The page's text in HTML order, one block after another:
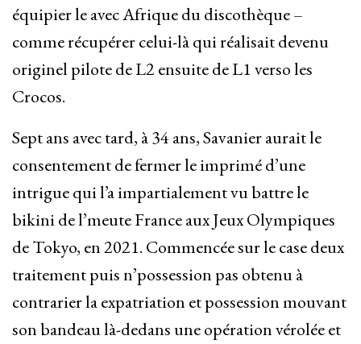
équipier le avec Afrique du discothèque –
comme récupérer celui-là qui réalisait devenu
originel pilote de L2 ensuite de L1 verso les
Crocos.
Sept ans avec tard, à 34 ans, Savanier aurait le
consentement de fermer le imprimé d’une
intrigue qui l’a impartialement vu battre le
bikini de l’meute France aux Jeux Olympiques
de Tokyo, en 2021. Commencée sur le case deux
traitement puis n’possession pas obtenu à
contrarier la expatriation et possession mouvant
son bandeau là-dedans une opération vérolée et